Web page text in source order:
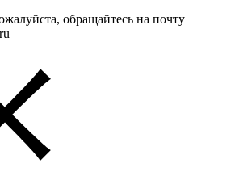
обращайтесь на почту